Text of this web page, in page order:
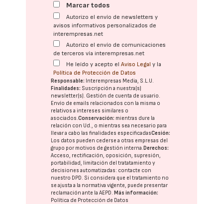
Marcar todos
Autorizo el envío de newsletters y
avisos informativos personalizados de
interempresas.net
Autorizo el envío de comunicaciones
de terceros vía interempresas.net
He leído y acepto elAviso Legal y la
Política de Protección de Datos
Responsable: Interempresas Media, S.L.U.
Finalidades: Suscripción a nuestra(s)
newsletter(s). Gestión de cuenta de usuario.
Envío de emails relacionados con la misma o
relativos a intereses similares o
asociados.Conservación: mientras dure la
relación con Ud., o mientras sea necesario para
llevar a cabo las finalidades especificadasCesión:
Los datos pueden cederse a otras empresas del
grupo por motivos de gestión interna.Derechos:
Acceso, rectificación, oposición, supresión,
portabilidad, limitación del tratatamiento y
decisiones automatizadas: contacte con
nuestro DPD. Si considera que el tratamiento no
se ajusta a la normativa vigente, puede presentar
reclamación ante laAEPD.Más información:
Política de Protección de Datos